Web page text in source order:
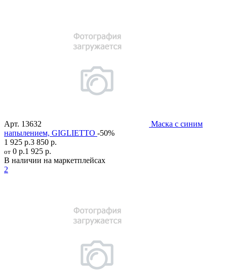
Арт. 13632
Маска с синим
напылением, GIGLIETTO -50%
1 925 р.3 850 р.
от 0 р.1 925 р.
В наличии на маркетплейсах
2